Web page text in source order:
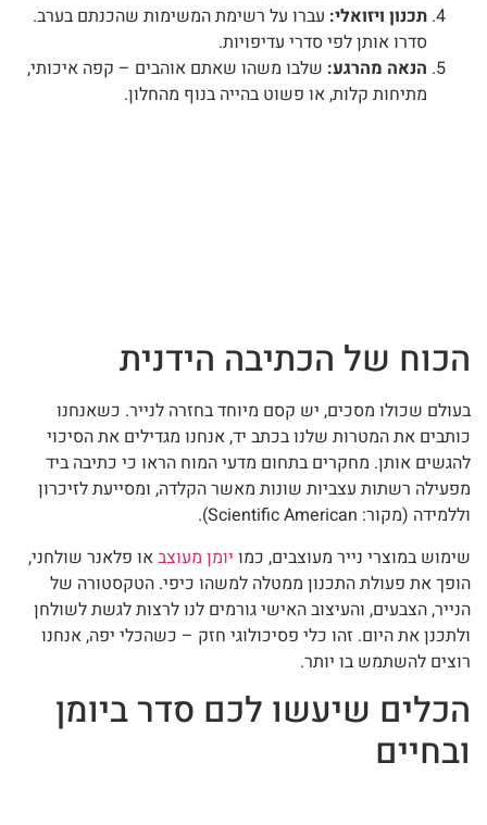
תכנון ויזואלי: עברו על רשימת המשימות שהכנתם בערב.
סדרו אותן לפי סדרי עדיפויות.
הנאה מהרגע: שלבו משהו שאתם אוהבים – קפה איכותי,
מתיחות קלות, או פשוט בהייה בנוף מהחלון.
הכוח של הכתיבה הידנית
בעולם שכולו מסכים, יש קסם מיוחד בחזרה לנייר. כשאנחנו
כותבים את המטרות שלנו בכתב יד, אנחנו מגדילים את הסיכוי
להגשים אותן. מחקרים בתחום מדעי המוח הראו כי כתיבה ביד
מפעילה רשתות עצביות שונות מאשר הקלדה, ומסייעת לזיכרון
וללמידה (מקור: Scientific American).
שימוש במוצרי נייר מעוצבים, כמו יומן מעוצבאו פלאנר שולחני,
הופך את פעולת התכנון ממטלה למשהו כיפי. הטקסטורה של
הנייר, הצבעים, והעיצוב האישי גורמים לנו לרצות לגשת לשולחן
ולתכנן את היום. זהו כלי פסיכולוגי חזק – כשהכלי יפה, אנחנו
רוצים להשתמש בו יותר.
הכלים שיעשו לכם סדר ביומן
ובחיים